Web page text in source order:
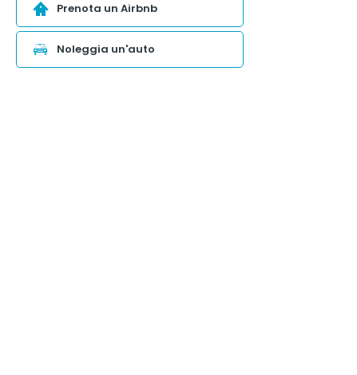
Prenota un Airbnb
Noleggia un'auto